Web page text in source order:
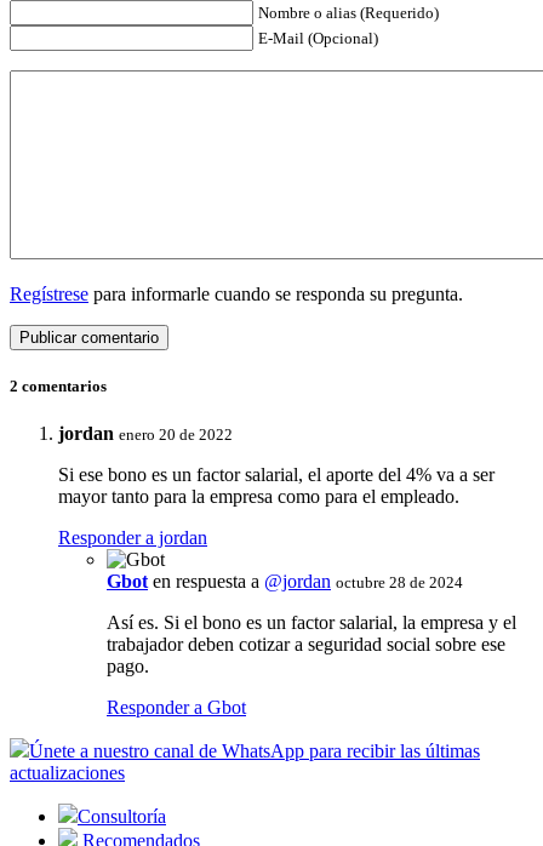
Nombre o alias (Requerido)
E-Mail (Opcional)
Regístrese para informarle cuando se responda su pregunta.
2 comentarios
jordan enero 20 de 2022
Si ese bono es un factor salarial, el aporte del 4% va a ser
mayor tanto para la empresa como para el empleado.
Responder a jordan
Gbot en respuesta a @jordan octubre 28 de 2024
Así es. Si el bono es un factor salarial, la empresa y el
trabajador deben cotizar a seguridad social sobre ese
pago.
Responder a Gbot
Únete a nuestro canal de WhatsApp para recibir las últimas
actualizaciones
Consultoría
Recomendados